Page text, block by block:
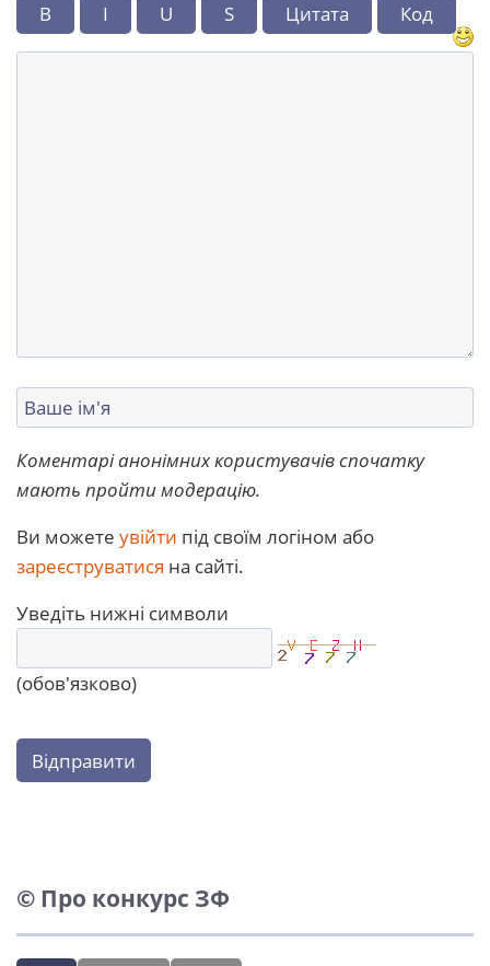
B I U S Цитата Код
Коментарі анонімних користувачів спочатку
мають пройти модерацію.
Ви можете увійти під своїм логіном або
зареєструватися на сайті.
Уведіть нижні символи
(обов'язково)
Відправити
© Про конкурс ЗФ